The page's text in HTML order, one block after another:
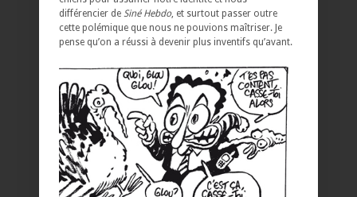
différencier de Siné Hebdo, et surtout passer outre
cette polémique que nous ne pouvions maîtriser. Je
pense qu’on a réussi à devenir plus inventifs qu’avant.